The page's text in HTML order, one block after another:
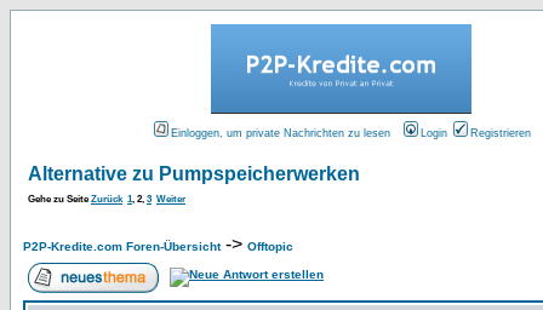
Einloggen, um private Nachrichten zu lesen Login Registrieren
Alternative zu Pumpspeicherwerken
Gehe zu SeiteZurück 1, 2, 3 Weiter
P2P-Kredite.com Foren-Übersicht-> Offtopic